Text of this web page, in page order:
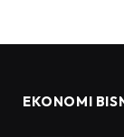
EKONOMI